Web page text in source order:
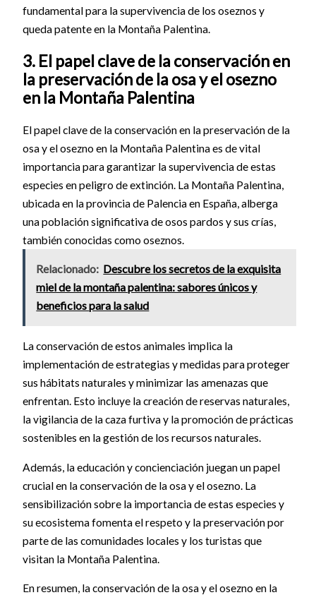
fundamental para la supervivencia de los oseznos y
queda patente en la Montaña Palentina.
3. El papel clave de la conservación en
la preservación de la osa y el osezno
en la Montaña Palentina
El papel clave de la conservación en la preservación de la
osa y el osezno en la Montaña Palentina es de vital
importancia para garantizar la supervivencia de estas
especies en peligro de extinción. La Montaña Palentina,
ubicada en la provincia de Palencia en España, alberga
una población significativa de osos pardos y sus crías,
también conocidas como oseznos.
Relacionado: Descubre los secretos de la exquisita
miel de la montaña palentina: sabores únicos y
beneficios para la salud
La conservación de estos animales implica la
implementación de estrategias y medidas para proteger
sus hábitats naturales y minimizar las amenazas que
enfrentan. Esto incluye la creación de reservas naturales,
la vigilancia de la caza furtiva y la promoción de prácticas
sostenibles en la gestión de los recursos naturales.
Además, la educación y concienciación juegan un papel
crucial en la conservación de la osa y el osezno. La
sensibilización sobre la importancia de estas especies y
su ecosistema fomenta el respeto y la preservación por
parte de las comunidades locales y los turistas que
visitan la Montaña Palentina.
En resumen, la conservación de la osa y el osezno en la